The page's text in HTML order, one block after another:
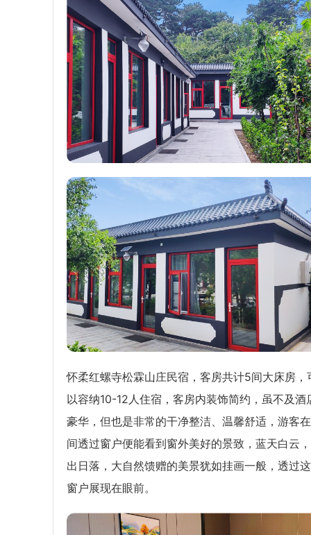
怀柔红螺寺松霖山庄民宿，客房共计5间大床房，
以容纳10-12人住宿，客房内装饰简约，虽不及酒
豪华，但也是非常的干净整洁、温馨舒适，游客
间透过窗户便能看到窗外美好的景致，蓝天白云
出日落，大自然馈赠的美景犹如挂画一般，透过
窗户展现在眼前。